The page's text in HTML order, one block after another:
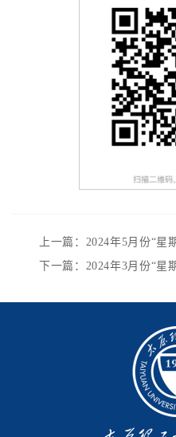
上一篇：2024年5月份“星
下一篇：2024年3月份“星